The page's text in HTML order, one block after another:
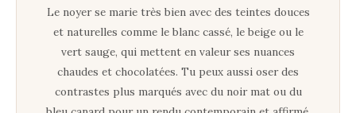
Le noyer se marie très bien avec des teintes douces
et naturelles comme le blanc cassé, le beige ou le
vert sauge, qui mettent en valeur ses nuances
chaudes et chocolatées. Tu peux aussi oser des
contrastes plus marqués avec du noir mat ou du